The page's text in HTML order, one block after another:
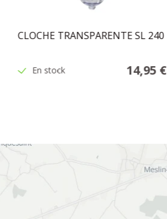
CLOCHE TRANSPARENTE SL 240
En stock 14,95 €